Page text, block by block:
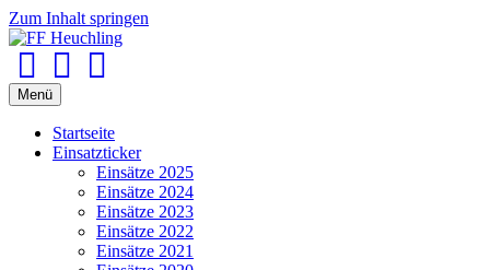
Zum Inhalt springen
Menü
Startseite
Einsatzticker
Einsätze 2025
Einsätze 2024
Einsätze 2023
Einsätze 2022
Einsätze 2021